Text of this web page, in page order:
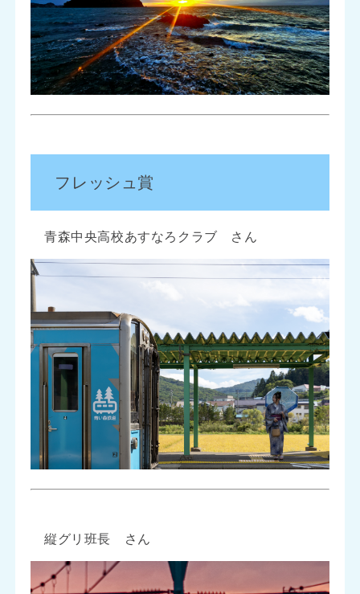
フレッシュ賞
青森中央高校あすなろクラブ さん
縦グリ班長 さん